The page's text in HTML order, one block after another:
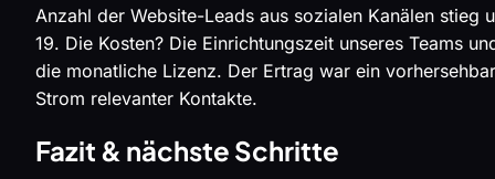
Anzahl der Website-Leads aus sozialen Kanälen stieg
19. Die Kosten? Die Einrichtungszeit unseres Teams
die monatliche Lizenz. Der Ertrag war ein
Strom relevanter Kontakte.
Fazit & nächste Schritte